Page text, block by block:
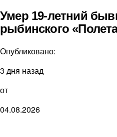
Умер 19-летний
рыбинского
Опубликовано:
3 дня назад
от
04.08.2026